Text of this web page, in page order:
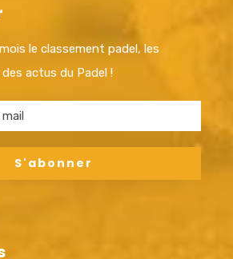
le classement padel, les
actus du Padel !